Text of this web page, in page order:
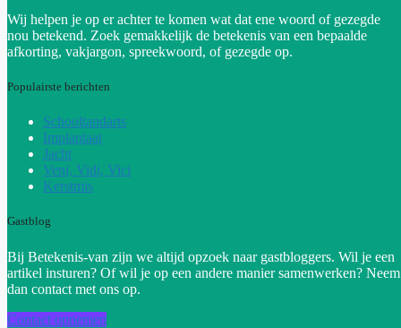
Wij helpen je op er achter te komen wat dat ene woord of gezegde
nou betekend. Zoek gemakkelijk de betekenis van een bepaalde
afkorting, vakjargon, spreekwoord, of gezegde op.
Populairste berichten
Schooltandarts
Implantaat
Jacht
Veni, Vidi, Vici
Kerstmis
Gastblog
Bij Betekenis-van zijn we altijd opzoek naar gastbloggers. Wil je een
artikel insturen? Of wil je op een andere manier samenwerken? Neem
dan contact met ons op.
Contact opnemen